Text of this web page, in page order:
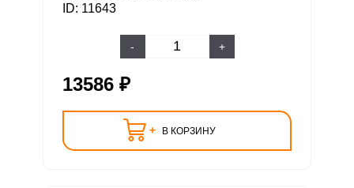
ID: 11643
- +
13586 ₽
+ В КОРЗИНУ